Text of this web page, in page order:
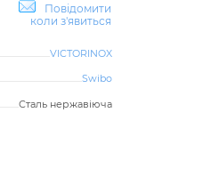
Повідомити
коли з'явиться
VICTORINOX
Swibo
Сталь нержавіюча